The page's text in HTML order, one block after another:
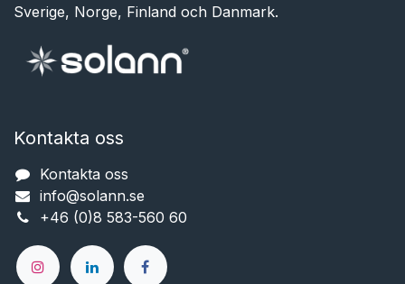
Sverige, Norge, Finland och Danmark.
Kontakta oss
Kontakta oss
info@solann.se​​​​​​
+46 (0)8 583-560 60